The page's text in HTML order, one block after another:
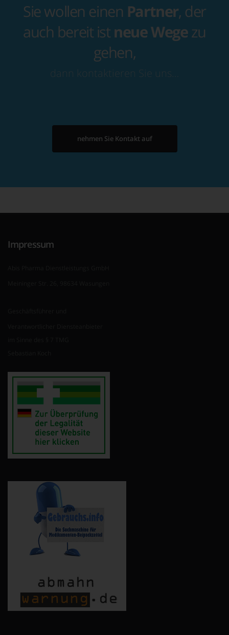
Sie wollen einen Partner, der
auch bereit ist neue Wegezu
gehen,
dann kontaktieren Sie uns…
nehmen Sie Kontakt auf
Impressum